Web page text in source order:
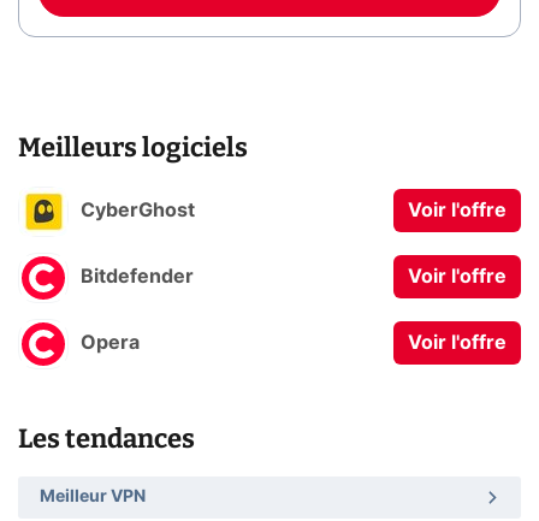
Meilleurs logiciels
CyberGhost Voir l'offre
Bitdefender Voir l'offre
Opera Voir l'offre
Les tendances
Meilleur VPN